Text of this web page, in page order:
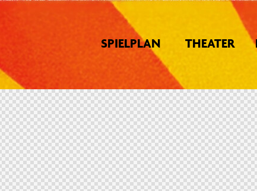
SPIELPLAN THEATER